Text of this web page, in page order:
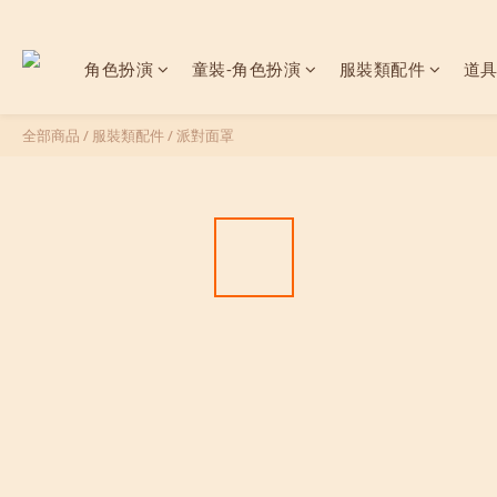
角色扮演 童裝-角色扮演 服裝類配件 道
全部商品 / 服裝類配件/派對面罩